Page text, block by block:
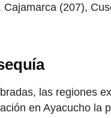
(207),
las regiones
en Ayacucho la